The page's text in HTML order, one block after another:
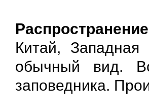
Китай,
обычный вид.
заповедника.